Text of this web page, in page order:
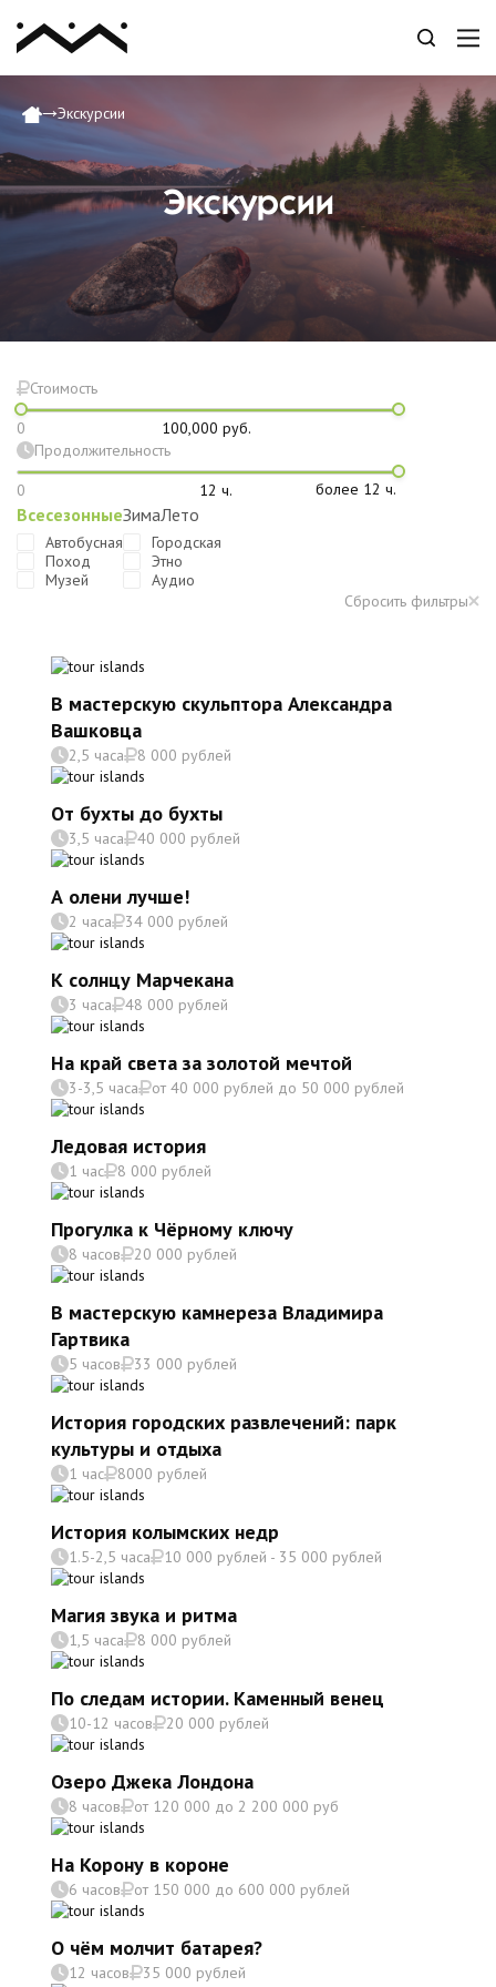
Экскурсии
Экскурсии
Стоимость
0
100,000 руб.
Продолжительность
0
12 ч. более 12 ч.
ВсесезонныеЗимаЛето
Автобусная
Поход
Музей
Городская
Этно
Аудио
Сбросить фильтры
В мастерскую скульптора Александра
Вашковца
2,5 часа 8 000 рублей
От бухты до бухты
3,5 часа 40 000 рублей
А олени лучше!
2 часа 34 000 рублей
К солнцу Марчекана
3 часа 48 000 рублей
На край света за золотой мечтой
3-3,5 часа от 40 000 рублей до 50 000 рублей
Ледовая история
1 час 8 000 рублей
Прогулка к Чёрному ключу
8 часов 20 000 рублей
В мастерскую камнереза Владимира
Гартвика
5 часов 33 000 рублей
История городских развлечений: парк
культуры и отдыха
1 час 8000 рублей
История колымских недр
1.5-2,5 часа 10 000 рублей - 35 000 рублей
Магия звука и ритма
1,5 часа 8 000 рублей
По следам истории. Каменный венец
10-12 часов 20 000 рублей
Озеро Джека Лондона
8 часов от 120 000 до 2 200 000 руб
На Корону в короне
6 часов от 150 000 до 600 000 рублей
О чём молчит батарея?
12 часов 35 000 рублей